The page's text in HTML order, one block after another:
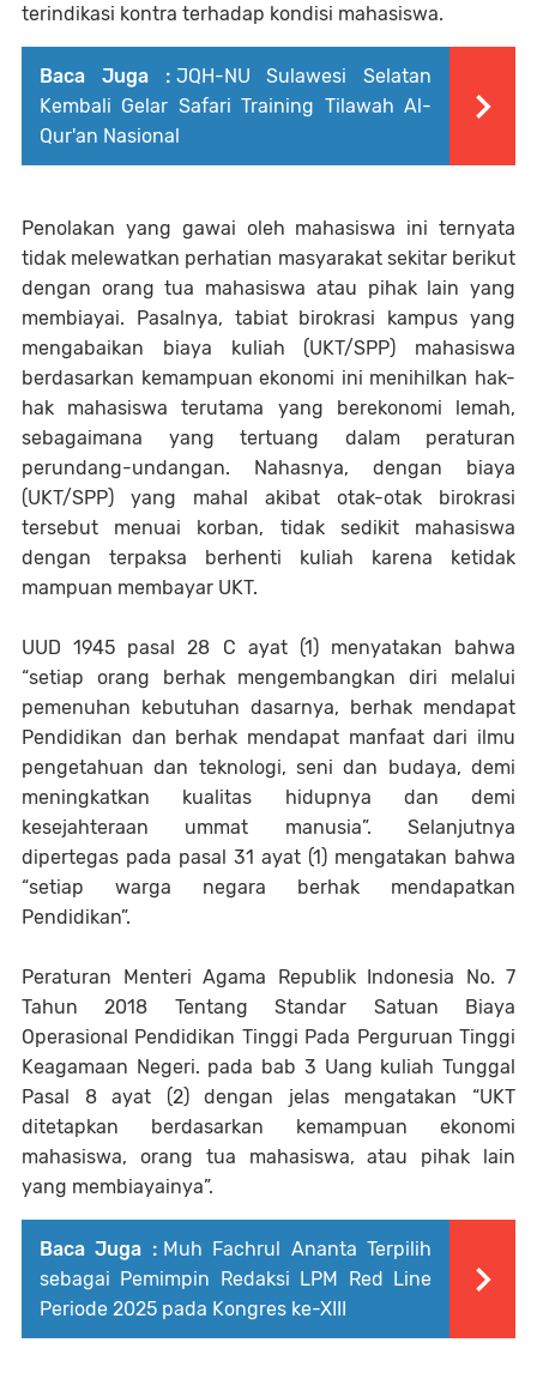
terindikasi kontra terhadap kondisi mahasiswa.
Baca Juga : JQH-NU Sulawesi Selatan
Kembali Gelar Safari Training Tilawah Al-
Qur'an Nasional
Penolakan yang gawai oleh mahasiswa ini ternyata
tidak melewatkan perhatian masyarakat sekitar berikut
dengan orang tua mahasiswa atau pihak lain yang
membiayai. Pasalnya, tabiat birokrasi kampus yang
mengabaikan biaya kuliah (UKT/SPP) mahasiswa
berdasarkan kemampuan ekonomi ini menihilkan hak-
hak mahasiswa terutama yang berekonomi lemah,
sebagaimana yang tertuang dalam peraturan
perundang-undangan. Nahasnya, dengan biaya
(UKT/SPP) yang mahal akibat otak-otak birokrasi
tersebut menuai korban, tidak sedikit mahasiswa
dengan terpaksa berhenti kuliah karena ketidak
mampuan membayar UKT.
UUD 1945 pasal 28 C ayat (1) menyatakan bahwa
“setiap orang berhak mengembangkan diri melalui
pemenuhan kebutuhan dasarnya, berhak mendapat
Pendidikan dan berhak mendapat manfaat dari ilmu
pengetahuan dan teknologi, seni dan budaya, demi
meningkatkan kualitas hidupnya dan demi
kesejahteraan ummat manusia”. Selanjutnya
dipertegas pada pasal 31 ayat (1) mengatakan bahwa
“setiap warga negara berhak mendapatkan
Pendidikan”.
Peraturan Menteri Agama Republik Indonesia No. 7
Tahun 2018 Tentang Standar Satuan Biaya
Operasional Pendidikan Tinggi Pada Perguruan Tinggi
Keagamaan Negeri. pada bab 3 Uang kuliah Tunggal
Pasal 8 ayat (2) dengan jelas mengatakan “UKT
ditetapkan berdasarkan kemampuan ekonomi
mahasiswa, orang tua mahasiswa, atau pihak lain
yang membiayainya”.
Baca Juga : Muh Fachrul Ananta Terpilih
sebagai Pemimpin Redaksi LPM Red Line
Periode 2025 pada Kongres ke-XIII